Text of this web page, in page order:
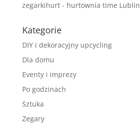
zegarkihurt - hurtownia time Lublin
Kategorie
DIY i dekoracyjny upcycling
Dla domu
Eventy i imprezy
Po godzinach
Sztuka
Zegary